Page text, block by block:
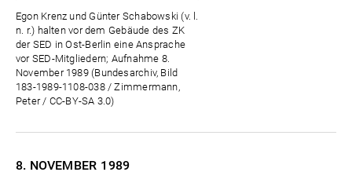
Egon Krenz und Günter Schabowski (v. l.
n. r.) halten vor dem Gebäude des ZK
der SED in Ost-Berlin eine Ansprache
vor SED-Mitgliedern; Aufnahme 8.
November 1989 (Bundesarchiv, Bild
183-1989-1108-038 / Zimmermann,
Peter / CC-BY-SA 3.0)
8. NOVEMBER 1989